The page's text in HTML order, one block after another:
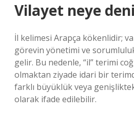
Vilayet neye
İl kelimesi Arapça kökenlidir;
görevin yönetimi ve
gelir. Bu nedenle, “il” terimi
olmaktan ziyade idari bir
farklı büyüklük veya
olarak ifade edilebilir.